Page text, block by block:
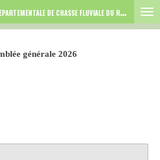
DE CHASSE FLUVIALE DU RHONE GARD VAUCLUSE
générale 2026